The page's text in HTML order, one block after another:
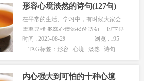
形容心境淡然的诗句(127句)
在平常的生活、学习中，有时候大家会
需要寻找 形容心境淡然的诗句 ，以下是
本站整理的相关内容，希望能帮助到大
家！ 1、日斜深巷无人迹，时见梨花片
时间 : 2025-08-29
浏览 : 195
TAG标签： 形容 心境 淡然 诗句
内心强大到可怕的十种心境